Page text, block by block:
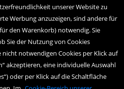
unserer Website zu
Werbung anzuzeigen, sind andere für
den Warenkorb) notwendig. Sie
Sie der Nutzung von Cookies
notwendigen Cookies per Klick auf
akzeptieren, eine individuelle Auswahl
oder per Klick auf die Schaltfläche